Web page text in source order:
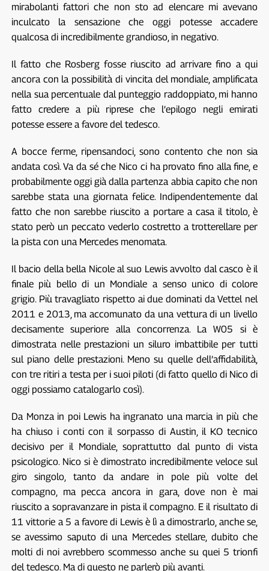
mirabolanti fattori che non sto ad elencare mi avevano
inculcato la sensazione che oggi potesse accadere
qualcosa di incredibilmente grandioso, in negativo.
Il fatto che Rosberg fosse riuscito ad arrivare fino a qui
ancora con la possibilità di vincita del mondiale, amplificata
nella sua percentuale dal punteggio raddoppiato, mi hanno
fatto credere a più riprese che l’epilogo negli emirati
potesse essere a favore del tedesco.
A bocce ferme, ripensandoci, sono contento che non sia
andata così. Va da sé che Nico ci ha provato fino alla fine, e
probabilmente oggi già dalla partenza abbia capito che non
sarebbe stata una giornata felice. Indipendentemente dal
fatto che non sarebbe riuscito a portare a casa il titolo, è
stato però un peccato vederlo costretto a trotterellare per
la pista con una Mercedes menomata.
Il bacio della bella Nicole al suo Lewis avvolto dal casco è il
finale più bello di un Mondiale a senso unico di colore
grigio. Più travagliato rispetto ai due dominati da Vettel nel
2011 e 2013, ma accomunato da una vettura di un livello
decisamente superiore alla concorrenza. La W05 si è
dimostrata nelle prestazioni un siluro imbattibile per tutti
sul piano delle prestazioni. Meno su quelle dell’affidabilità,
con tre ritiri a testa per i suoi piloti (di fatto quello di Nico di
oggi possiamo catalogarlo così).
Da Monza in poi Lewis ha ingranato una marcia in più che
ha chiuso i conti con il sorpasso di Austin, il KO tecnico
decisivo per il Mondiale, soprattutto dal punto di vista
psicologico. Nico si è dimostrato incredibilmente veloce sul
giro singolo, tanto da andare in pole più volte del
compagno, ma pecca ancora in gara, dove non è mai
riuscito a sopravanzare in pista il compagno. E il risultato di
11 vittorie a 5 a favore di Lewis è lì a dimostrarlo, anche se,
se avessimo saputo di una Mercedes stellare, dubito che
molti di noi avrebbero scommesso anche su quei 5 trionfi
del tedesco. Ma di questo ne parlerò più avanti.